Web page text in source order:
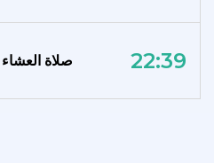
صلاة العشاء 22:39